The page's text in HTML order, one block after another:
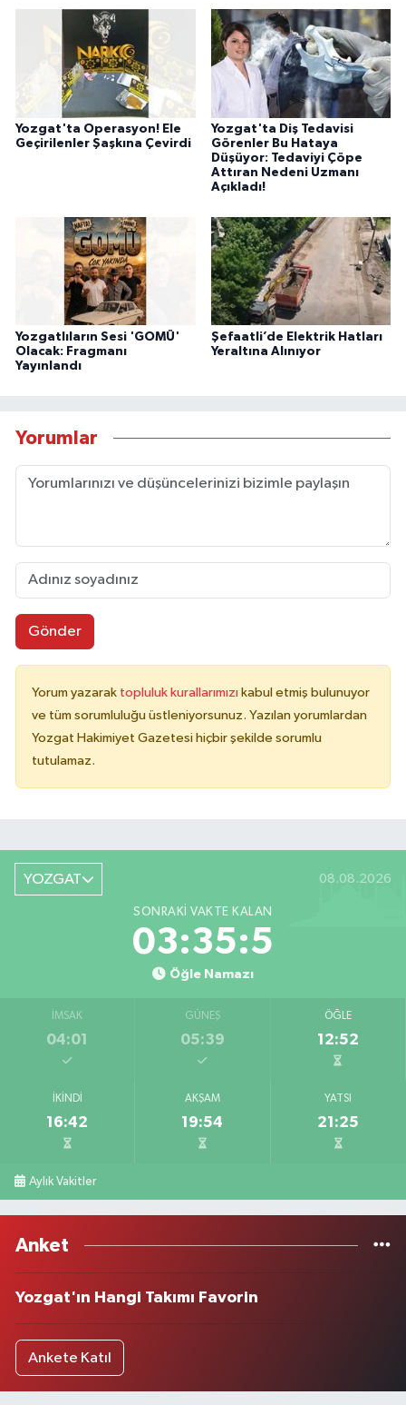
Yozgat'ta Operasyon! Ele
Geçirilenler Şaşkına Çevirdi
Yozgat'ta Diş Tedavisi
Görenler Bu Hataya
Düşüyor: Tedaviyi Çöpe
Attıran Nedeni Uzmanı
Açıkladı!
Yozgatlıların Sesi 'GOMÜ'
Olacak: Fragmanı
Yayınlandı
Şefaatli’de Elektrik Hatları
Yeraltına Alınıyor
Yorumlar
Gönder
Yorum yazarak topluluk kurallarımızı kabul etmiş bulunuyor
ve tüm sorumluluğu üstleniyorsunuz. Yazılan yorumlardan
Yozgat Hakimiyet Gazetesi hiçbir şekilde sorumlu
tutulamaz.
YOZGAT 08.08.2026
SONRAKI VAKTE KALAN
03:35:5
Öğle Namazı
İMSAK
04:01
GÜNEŞ
05:39
ÖĞLE
12:52
İKINDI
16:42
AKŞAM
19:54
YATSI
21:25
Aylık Vakitler
Anket
Yozgat'ın Hangi Takımı Favorin
Ankete Katıl